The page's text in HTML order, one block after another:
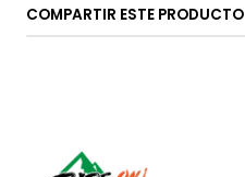
COMPARTIR ESTE PRODUCTO